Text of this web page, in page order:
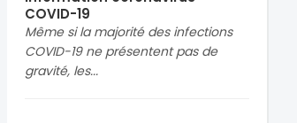
COVID-19
Même si la majorité des infections
COVID-19 ne présentent pas de
gravité, les...